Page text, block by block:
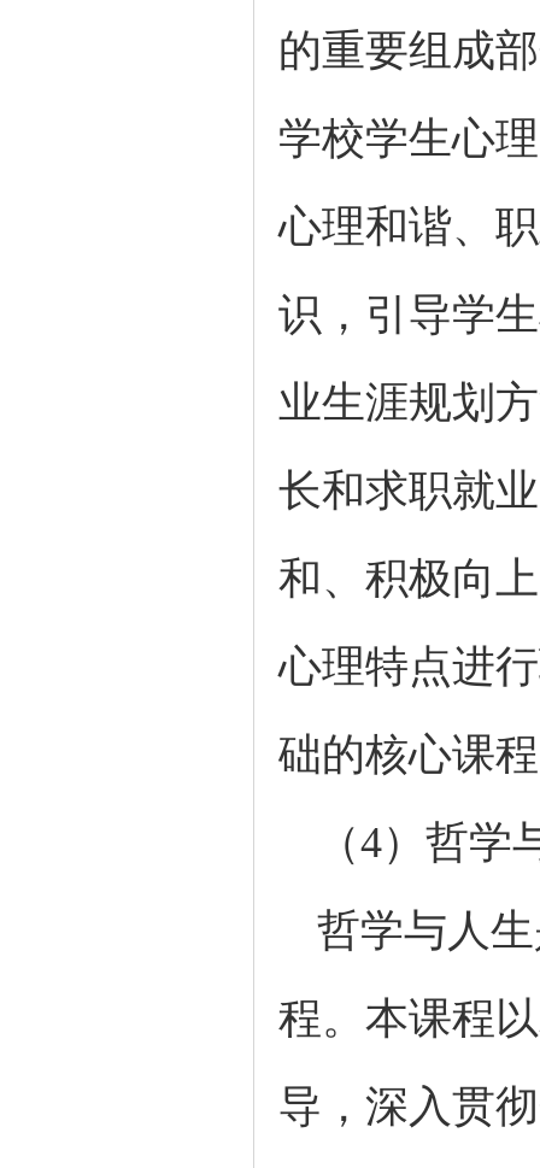
的重要组成
学校学生心
心理和谐、
识，引导学
业生涯规划
长和求职就
和、积极向
心理特点进
础的核心课
（4）哲
哲学与人
程。本课程
导，深入贯